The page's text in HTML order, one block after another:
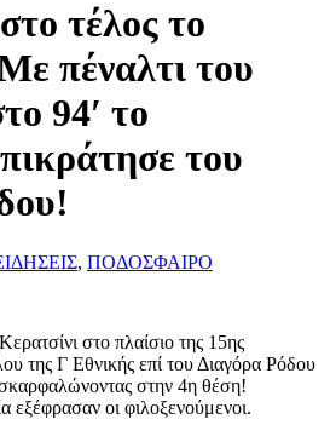
τέλος το
πέναλτι του
94′ το
του
, ΠΟΔΟΣΦΑΙΡΟ
στο πλαίσιο της 15ης
της Γ Εθνικής επί του Διαγόρα Ρόδου
στην 4η θέση!
εξέφρασαν οι φιλοξενούμενοι.